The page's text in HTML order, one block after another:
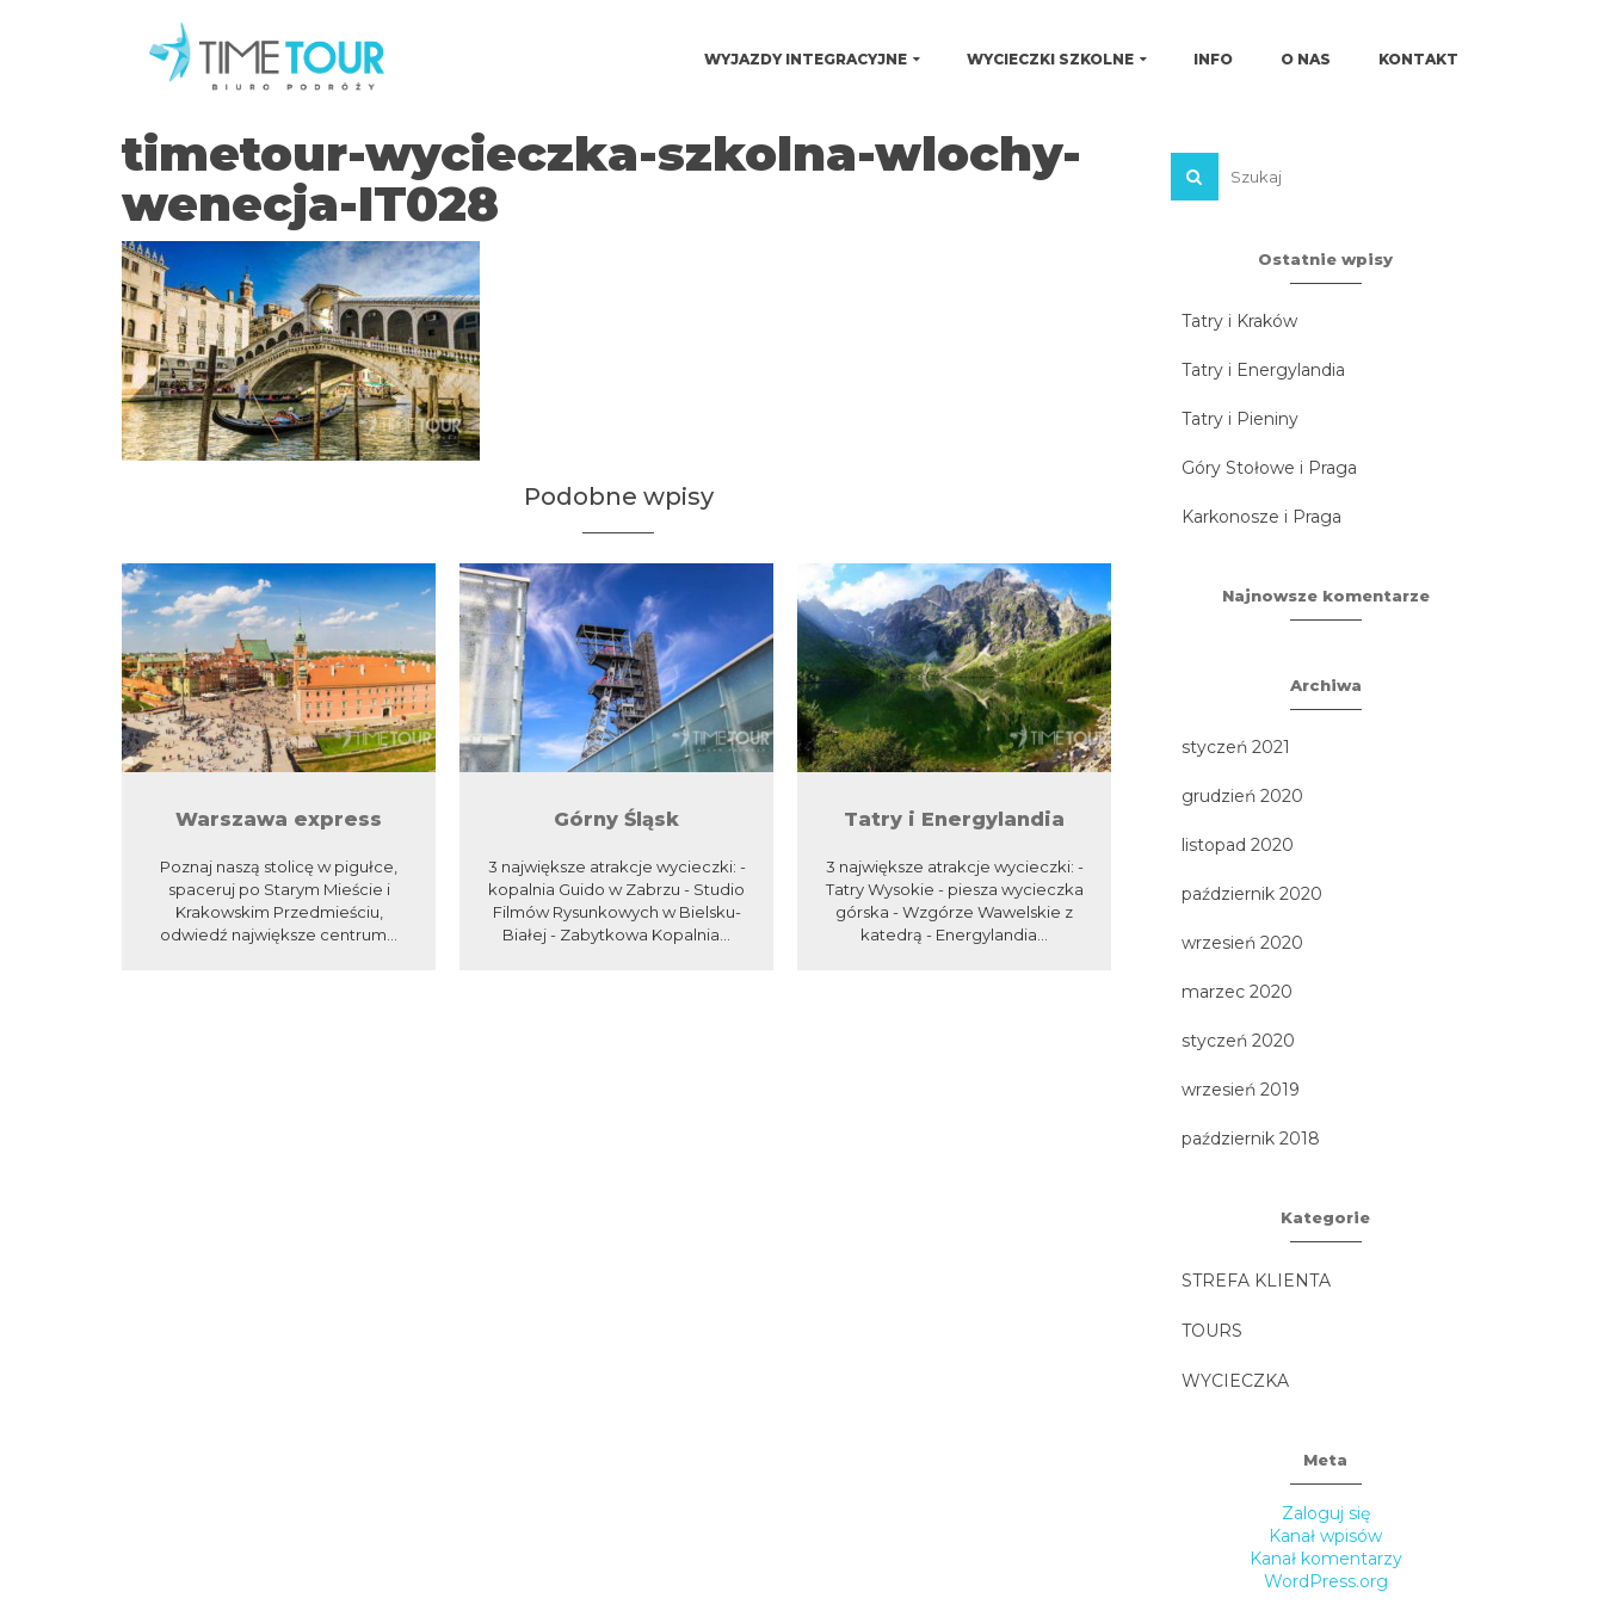
WYJAZDY INTEGRACYJNE WYCIECZKI SZKOLNE INFO O NAS KONTAKT
timetour-wycieczka-szkolna-wlochy-
wenecja-IT028
Podobne wpisy
Warszawa express
Poznaj naszą stolicę w pigułce,
spaceruj po Starym Mieście i
Krakowskim Przedmieściu,
odwiedź największe centrum...
Górny Śląsk
3 największe atrakcje wycieczki: -
kopalnia Guido w Zabrzu - Studio
Filmów Rysunkowych w Bielsku-
Białej - Zabytkowa Kopalnia...
Tatry i Energylandia
3 największe atrakcje wycieczki: -
Tatry Wysokie - piesza wycieczka
górska - Wzgórze Wawelskie z
katedrą - Energylandia...
Katedralne, spaceruj śladami
Stare Miasto w Elblągu i popłyń...
Ostatnie wpisy
Tatry i Kraków
Tatry i Energylandia
Tatry i Pieniny
Góry Stołowe i Praga
Karkonosze i Praga
Najnowsze komentarze
Archiwa
styczeń 2021
grudzień 2020
listopad 2020
październik 2020
wrzesień 2020
marzec 2020
styczeń 2020
wrzesień 2019
październik 2018
Kategorie
STREFA KLIENTA
TOURS
WYCIECZKA
Meta
Zaloguj się
Kanał wpisów
Kanał komentarzy
WordPress.org